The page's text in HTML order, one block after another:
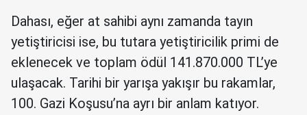
Dahası, eğer at sahibi aynı zamanda tayın
yetiştiricisi ise, bu tutara yetiştiricilik primi de
eklenecek ve toplam ödül 141.870.000 TL’ye
ulaşacak. Tarihi bir yarışa yakışır bu rakamlar,
100. Gazi Koşusu’na ayrı bir anlam katıyor.